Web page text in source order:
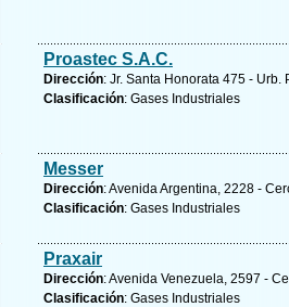
Proastec S.A.C.
Dirección: Jr. Santa Honorata 475 -
Clasificación: Gases Industriales
Messer
Dirección: Avenida Argentina, 2228 -
Clasificación: Gases Industriales
Praxair
Dirección: Avenida Venezuela, 2597 -
Clasificación: Gases Industriales